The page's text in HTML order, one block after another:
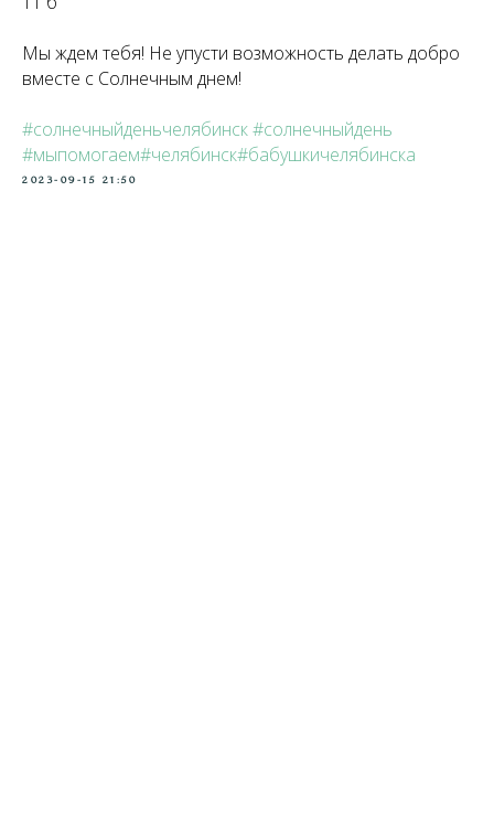
Мы ждем тебя! Не упусти возможность делать добро
вместе с Солнечным днем!
#солнечныйденьчелябинск#солнечныйдень
#мыпомогаем#челябинск#бабушкичелябинска
2023-09-15 21:50